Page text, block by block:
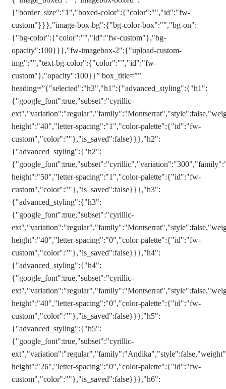
{"border_size":"1","boxed-color":{"color":"","id":"fw-
custom"}}},"image-box-bg":{"bg-color-box":"","bg-on":
{"bg-color":{"color":"","id":"fw-custom"},"bg-
opacity":100}}},"fw-imagebox-2":{"upload-custom-
img":"","text-bg-color":{"color":"","id":"fw-
custom"},"opacity":100}}” box_title=””
heading=”{"selected":"h3","h1":{"advanced_styling":{"h1":
{"google_font":true,"subset":"cyrillic-
height":"40","letter-spacing":"1","color-palette":{"id":"fw-
custom","color":""},"is_saved":false}}},"h2":
{"advanced_styling":{"h2":
height":"50","letter-spacing":"1","color-palette":{"id":"fw-
custom","color":""},"is_saved":false}}},"h3":
{"advanced_styling":{"h3":
{"google_font":true,"subset":"cyrillic-
height":"40","letter-spacing":"0","color-palette":{"id":"fw-
custom","color":""},"is_saved":false}}},"h4":
{"advanced_styling":{"h4":
{"google_font":true,"subset":"cyrillic-
height":"40","letter-spacing":"0","color-palette":{"id":"fw-
custom","color":""},"is_saved":false}}},"h5":
{"advanced_styling":{"h5":
{"google_font":true,"subset":"cyrillic-
height":"26","letter-spacing":"0","color-palette":{"id":"fw-
custom","color":""},"is_saved":false}}},"h6":